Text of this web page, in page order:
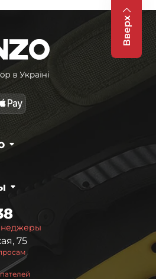
Вверх
75